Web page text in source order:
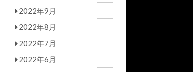
2022年9月
2022年8月
2022年7月
2022年6月